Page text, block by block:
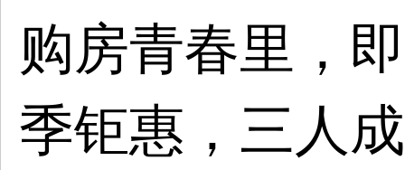
购房青春里，
季钜惠，三人